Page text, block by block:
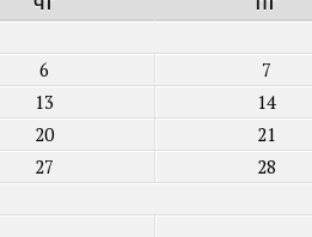
ЧТ ПТ
6 7
13 14
20 21
27 28